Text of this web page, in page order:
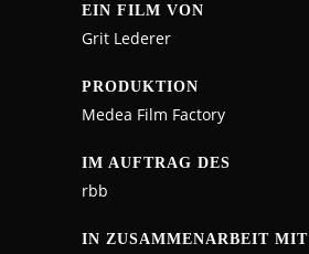
EIN FILM VON
Grit Lederer
PRODUKTION
Medea Film Factory
IM AUFTRAG DES
rbb
IN ZUSAMMENARBEIT MIT